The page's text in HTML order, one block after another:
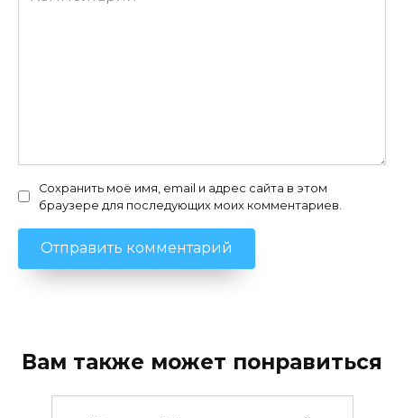
Сохранить моё имя, email и адрес сайта в этом
браузере для последующих моих комментариев.
Вам также может понравиться